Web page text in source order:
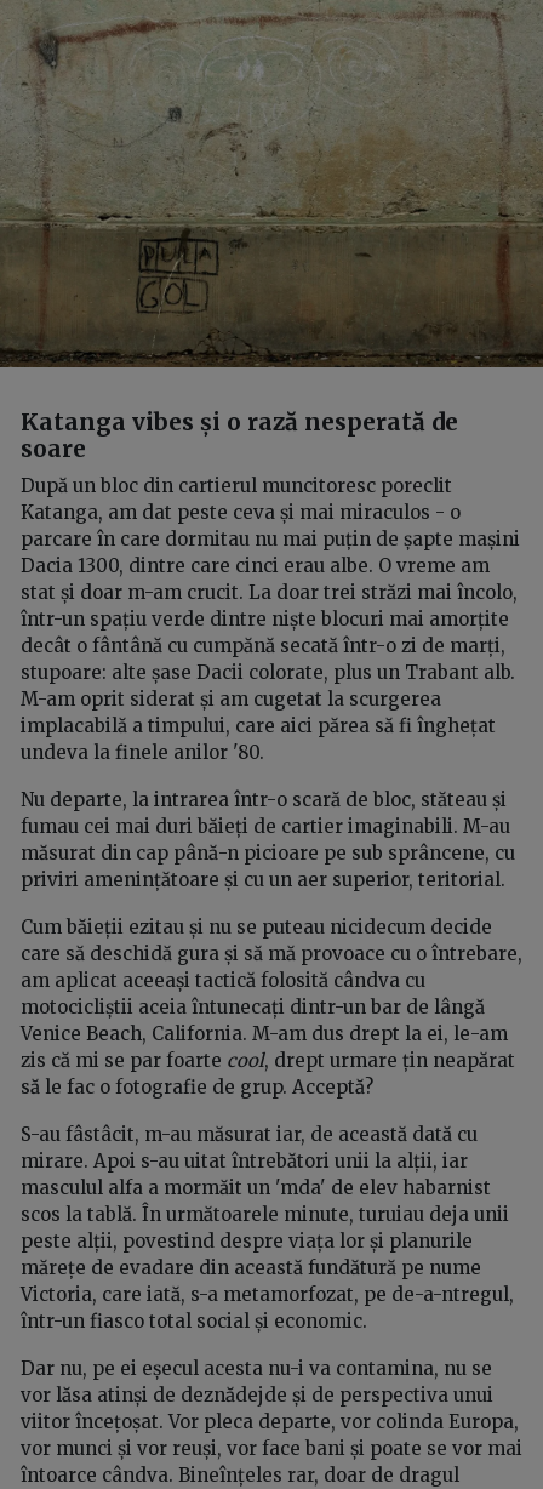
Katanga vibes și o rază nesperată de
soare
După un bloc din cartierul muncitoresc poreclit
Katanga, am dat peste ceva și mai miraculos - o
parcare în care dormitau nu mai puțin de șapte mașini
Dacia 1300, dintre care cinci erau albe. O vreme am
stat și doar m-am crucit. La doar trei străzi mai încolo,
într-un spațiu verde dintre niște blocuri mai amorțite
decât o fântână cu cumpănă secată într-o zi de marți,
stupoare: alte șase Dacii colorate, plus un Trabant alb.
M-am oprit siderat și am cugetat la scurgerea
implacabilă a timpului, care aici părea să fi înghețat
undeva la finele anilor '80.
Nu departe, la intrarea într-o scară de bloc, stăteau și
fumau cei mai duri băieți de cartier imaginabili. M-au
măsurat din cap până-n picioare pe sub sprâncene, cu
priviri amenințătoare și cu un aer superior, teritorial.
Cum băieții ezitau și nu se puteau nicidecum decide
care să deschidă gura și să mă provoace cu o întrebare,
am aplicat aceeași tactică folosită cândva cu
motocicliștii aceia întunecați dintr-un bar de lângă
Venice Beach, California. M-am dus drept la ei, le-am
zis că mi se par foarte cool, drept urmare țin neapărat
să le fac o fotografie de grup. Acceptă?
S-au fâstâcit, m-au măsurat iar, de această dată cu
mirare. Apoi s-au uitat întrebători unii la alții, iar
masculul alfa a mormăit un 'mda' de elev habarnist
scos la tablă. În următoarele minute, turuiau deja unii
peste alții, povestind despre viața lor și planurile
mărețe de evadare din această fundătură pe nume
Victoria, care iată, s-a metamorfozat, pe de-a-ntregul,
într-un fiasco total social și economic.
Dar nu, pe ei eșecul acesta nu-i va contamina, nu se
vor lăsa atinși de deznădejde și de perspectiva unui
viitor încețoșat. Vor pleca departe, vor colinda Europa,
vor munci și vor reuși, vor face bani și poate se vor mai
întoarce cândva. Bineînțeles rar, doar de dragul